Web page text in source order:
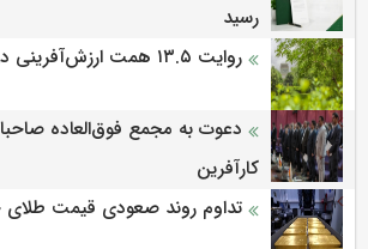
رسید
روایت ۱۳.۵ همت ارزش‌آفرینی در فولادمبارکه
دعوت به مجمع فوق‌العاده
کارآفرین
تداوم روند صعودی قیمت طلای